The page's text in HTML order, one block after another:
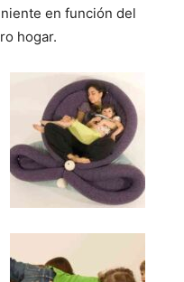
en función del
hogar.